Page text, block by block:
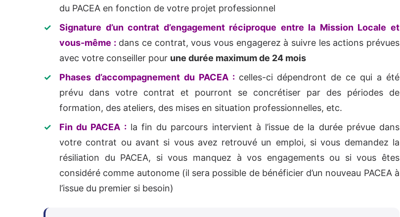
du PACEA en fonction de votre projet professionnel
Signature d’un contrat d’engagement réciproque entre la Mission Locale et
vous-même : dans ce contrat, vous vous engagerez à suivre les actions prévues
avec votre conseiller pour une durée maximum de 24 mois
Phases d’accompagnement du PACEA : celles-ci dépendront de ce qui a été
prévu dans votre contrat et pourront se concrétiser par des périodes de
formation, des ateliers, des mises en situation professionnelles, etc.
Fin du PACEA : la fin du parcours intervient à l’issue de la durée prévue dans
votre contrat ou avant si vous avez retrouvé un emploi, si vous demandez la
résiliation du PACEA, si vous manquez à vos engagements ou si vous êtes
considéré comme autonome (il sera possible de bénéficier d’un nouveau PACEA à
l’issue du premier si besoin)